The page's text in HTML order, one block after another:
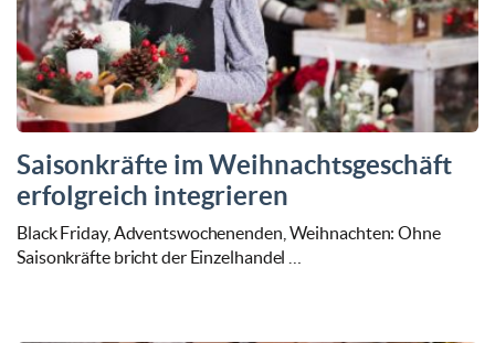
Saisonkräfte im Weihnachtsgeschäft
erfolgreich integrieren
Black Friday, Adventswochenenden, Weihnachten: Ohne
Saisonkräfte bricht der Einzelhandel …